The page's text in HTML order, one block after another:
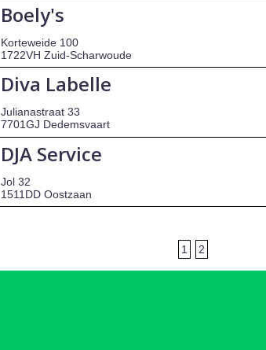
Boely's
Korteweide 100
1722VH Zuid-Scharwoude
Diva Labelle
Julianastraat 33
7701GJ Dedemsvaart
DJA Service
Jol 32
1511DD Oostzaan
1 2